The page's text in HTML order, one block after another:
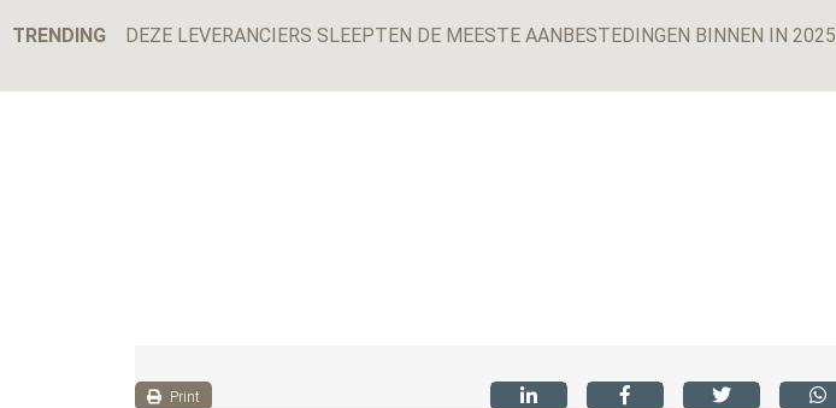
TRENDING DEZE LEVERANCIERS SLEEPTEN DE MEESTE AANBESTEDINGEN BINNEN IN 2025
Print